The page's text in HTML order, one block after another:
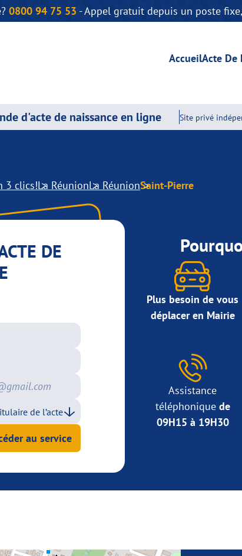
0800 94 75 53 - Appel gratuit depuis un poste
AccueilActe De
d'acte de naissance en ligne Site privé
3 clics!La RéunionLa RéunionSaint-Pierre
DE
au service
Plus besoin de vous
déplacer en Mairie
Assistance
téléphonique de
09H15 à 19H30